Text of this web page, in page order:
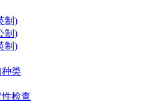
制)
制)
制)
类
检查